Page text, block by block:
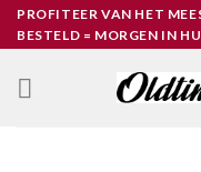
SkipPROFITEER VAN HET
BESTELD = MORGEN IN